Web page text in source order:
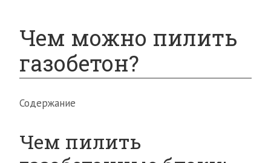
Чем можно пилить
газобетон?
Содержание
Чем пилить